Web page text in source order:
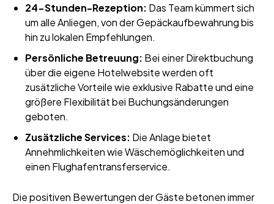
24-Stunden-Rezeption: Das Team kümmert sich
um alle Anliegen, von der Gepäckaufbewahrung bis
hin zu lokalen Empfehlungen.
Persönliche Betreuung: Bei einer Direktbuchung
über die eigene Hotelwebsite werden oft
zusätzliche Vorteile wie exklusive Rabatte und eine
größere Flexibilität bei Buchungsänderungen
geboten.
Zusätzliche Services: Die Anlage bietet
Annehmlichkeiten wie Wäschemöglichkeiten und
einen Flughafentransferservice.
Die positiven Bewertungen der Gäste betonen immer